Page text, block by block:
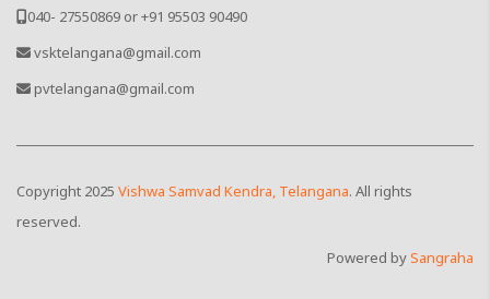
040- 27550869 or +91 95503 90490
vsktelangana@gmail.com
pvtelangana@gmail.com
Copyright 2025 Vishwa Samvad Kendra, Telangana. All rights
reserved.
Powered bySangraha